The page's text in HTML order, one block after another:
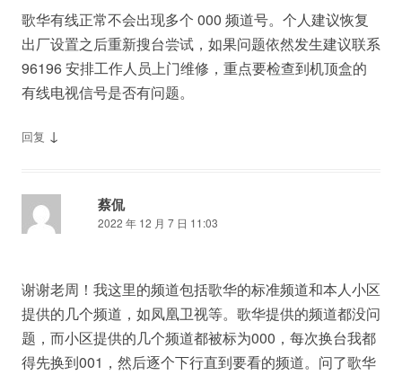
歌华有线正常不会出现多个 000 频道号。个人建议恢复
出厂设置之后重新搜台尝试，如果问题依然发生建议联系
96196 安排工作人员上门维修，重点要检查到机顶盒的
有线电视信号是否有问题。
回复 ↓
蔡侃
2022 年 12 月 7 日 11:03
谢谢老周！我这里的频道包括歌华的标准频道和本人小区
提供的几个频道，如凤凰卫视等。歌华提供的频道都没问
题，而小区提供的几个频道都被标为000，每次换台我都
得先换到001，然后逐个下行直到要看的频道。问了歌华